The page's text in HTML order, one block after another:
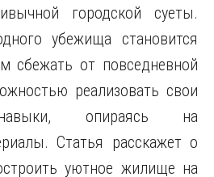
городской суеты.
убежища становится
сбежать от повседневной
реализовать свои
опираясь на
Статья расскажет о
уютное жилище на